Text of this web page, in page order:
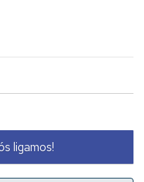
ligamos!